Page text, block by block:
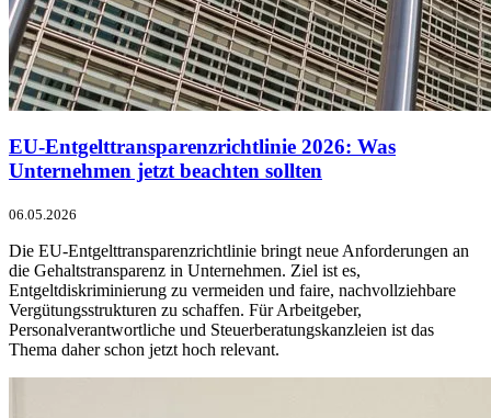
EU-Entgelttransparenzrichtlinie 2026: Was
Unternehmen jetzt beachten sollten
06.05.2026
Die EU-Entgelttransparenzrichtlinie bringt neue Anforderungen an
die Gehaltstransparenz in Unternehmen. Ziel ist es,
Entgeltdiskriminierung zu vermeiden und faire, nachvollziehbare
Vergütungsstrukturen zu schaffen. Für Arbeitgeber,
Personalverantwortliche und Steuerberatungskanzleien ist das
Thema daher schon jetzt hoch relevant.